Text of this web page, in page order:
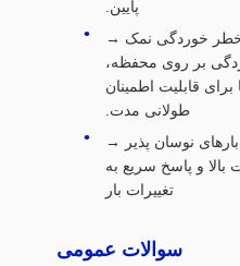
پایین.
خوردگی نمک →
بر روی محفظه،
قابلیت اطمینان
طولانی مدت.
نوسان پذیر →
و پاسخ سریع به
تغییرات بار
سوالات عمومی